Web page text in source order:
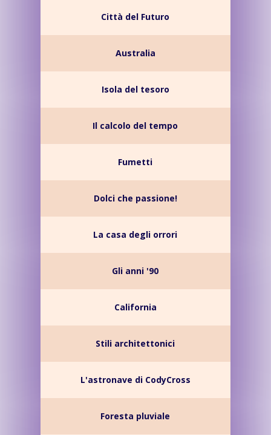
Città del Futuro
Australia
Isola del tesoro
Il calcolo del tempo
Fumetti
Dolci che passione!
La casa degli orrori
Gli anni '90
California
Stili architettonici
L'astronave di CodyCross
Foresta pluviale